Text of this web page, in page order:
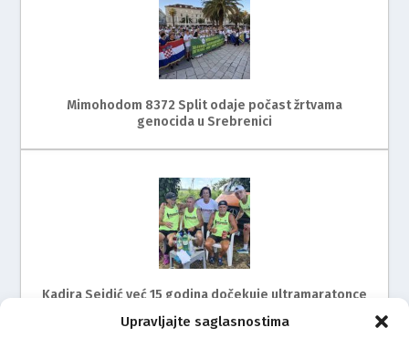
Upravljajte saglasnostima
Mimohodom 8372 Split odaje počast žrtvama
genocida u Srebrenici
Kadira Sejdić već 15 godina dočekuje ultramaratonce